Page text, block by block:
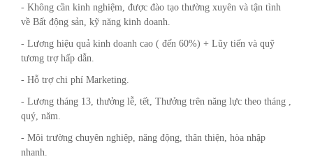
- Không cần kinh nghiệm, được đào tạo thường xuyên và tận tình
về Bất động sản, kỹ năng kinh doanh.
- Lương hiệu quả kinh doanh cao ( đến 60%) + Lũy tiến và quỹ
tương trợ hấp dẫn.
- Hỗ trợ chi phí Marketing.
- Lương tháng 13, thưởng lễ, tết, Thưởng trên năng lực theo tháng ,
quý, năm.
- Môi trường chuyên nghiệp, năng động, thân thiện, hòa nhập
nhanh.